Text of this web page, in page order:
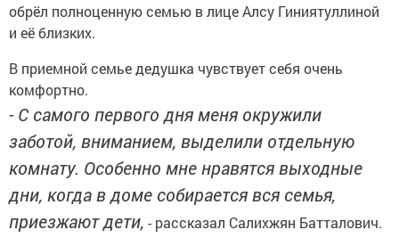
обрёл полноценную семью в лице Алсу Гиниятуллиной
и её близких.
В приемной семье дедушка чувствует себя очень
комфортно.
- С самого первого дня меня окружили
заботой, вниманием, выделили отдельную
комнату. Особенно мне нравятся выходные
дни, когда в доме собирается вся семья,
приезжают дети, - рассказал Салихжян Батталович.